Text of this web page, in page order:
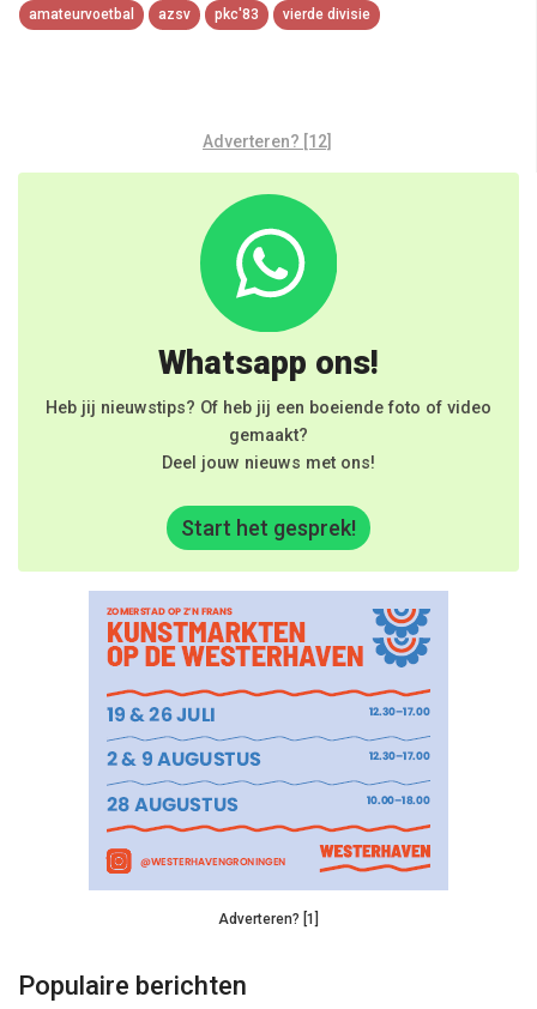
amateurvoetbal azsv pkc'83 vierde divisie
Adverteren? [12]
Whatsapp ons!
Heb jij nieuwstips? Of heb jij een boeiende foto of video
gemaakt?
Deel jouw nieuws met ons!
Start het gesprek!
Adverteren? [1]
Populaire berichten